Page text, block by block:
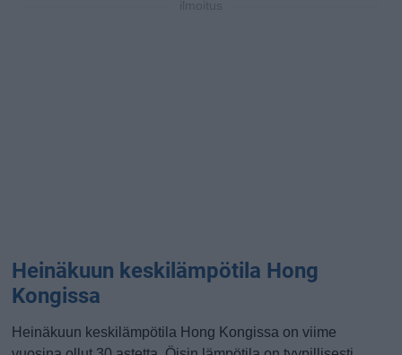
Heinäkuun keskilämpötila Hong
Kongissa
Heinäkuun keskilämpötila Hong Kongissa on viime